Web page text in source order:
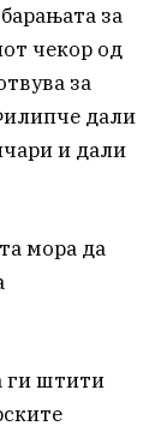
за
чекор од
за
дали
и дали
мора да
ги штити